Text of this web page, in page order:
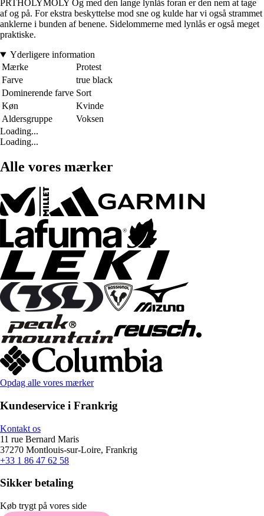
PRTHOLYMOLY Og med den lange lynlås foran er den nem at tage
af og på. For ekstra beskyttelse mod sne og kulde har vi også strammet
anklerne i bunden af benene. Sidelommerne med lynlås er også meget
praktiske.
Yderligere information
Mærke
Protest
Farve
true black
Dominerende farve Sort
Køn
Kvinde
Aldersgruppe
Voksen
Loading...
Loading...
Alle vores mærker
Opdag alle vores mærker
Kundeservice i Frankrig
Kontakt os
11 rue Bernard Maris
37270 Montlouis-sur-Loire, Frankrig
+33 1 86 47 62 58
Sikker betaling
Køb trygt på vores side